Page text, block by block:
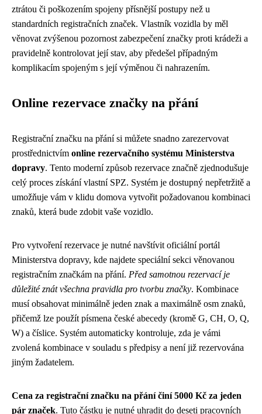
ztrátou či poškozením spojeny přísnější postupy než u
standardních registračních značek. Vlastník vozidla by měl
věnovat zvýšenou pozornost zabezpečení značky proti krádeži a
pravidelně kontrolovat její stav, aby předešel případným
komplikacím spojeným s její výměnou či nahrazením.
Online rezervace značky na přání
Registrační značku na přání si můžete snadno zarezervovat
prostřednictvím online rezervačního systému Ministerstva
dopravy. Tento moderní způsob rezervace značně zjednodušuje
celý proces získání vlastní SPZ. Systém je dostupný nepřetržitě a
umožňuje vám v klidu domova vytvořit požadovanou kombinaci
znaků, která bude zdobit vaše vozidlo.
Pro vytvoření rezervace je nutné navštívit oficiální portál
Ministerstva dopravy, kde najdete speciální sekci věnovanou
registračním značkám na přání. Před samotnou rezervací je
důležité znát všechna pravidla pro tvorbu značky. Kombinace
musí obsahovat minimálně jeden znak a maximálně osm znaků,
přičemž lze použít písmena české abecedy (kromě G, CH, O, Q,
W) a číslice. Systém automaticky kontroluje, zda je vámi
zvolená kombinace v souladu s předpisy a není již rezervována
jiným žadatelem.
Cena za registrační značku na přání činí 5000 Kč za jeden
pár značek. Tuto částku je nutné uhradit do deseti pracovních